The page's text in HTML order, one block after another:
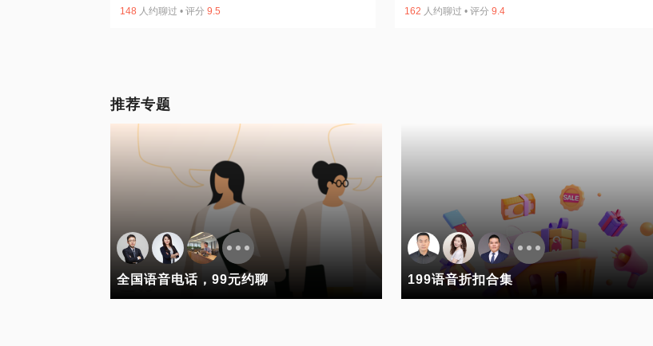
148 人约聊过 • 评分 9.5 162 人约聊过 • 评分 9.4
推荐专题
全国语音电话，99元约聊 199语音折扣合集